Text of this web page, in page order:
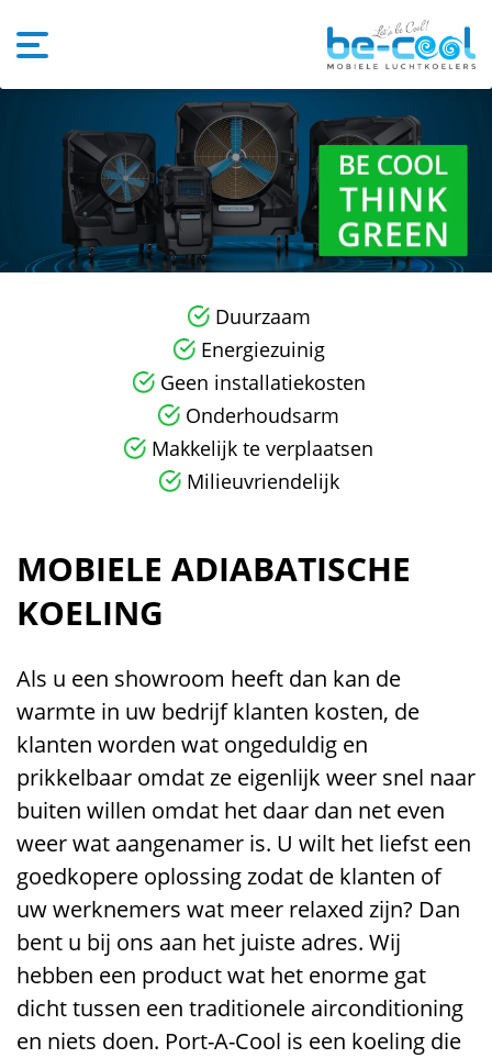
Duurzaam
Energiezuinig
Geen installatiekosten
Onderhoudsarm
Makkelijk te verplaatsen
Milieuvriendelijk
MOBIELE ADIABATISCHE
KOELING
Als u een showroom heeft dan kan de
warmte in uw bedrijf klanten kosten, de
klanten worden wat ongeduldig en
prikkelbaar omdat ze eigenlijk weer snel naar
buiten willen omdat het daar dan net even
weer wat aangenamer is. U wilt het liefst een
goedkopere oplossing zodat de klanten of
uw werknemers wat meer relaxed zijn? Dan
bent u bij ons aan het juiste adres. Wij
hebben een product wat het enorme gat
dicht tussen een traditionele airconditioning
en niets doen. Port-A-Cool is een koeling die